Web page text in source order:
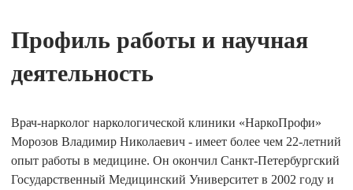
Профиль работы и научная
деятельность
Врач-нарколог наркологической клиники «НаркоПрофи»
Морозов Владимир Николаевич - имеет более чем 22-летний
опыт работы в медицине. Он окончил Санкт-Петербургский
Государственный Медицинский Университет в 2002 году и